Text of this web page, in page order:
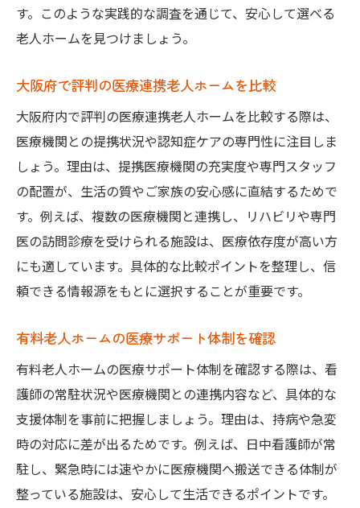
す。このような実践的な調査を通じて、安心して選べる
老人ホームを見つけましょう。
大阪府で評判の医療連携老人ホームを比較
大阪府内で評判の医療連携老人ホームを比較する際は、
医療機関との提携状況や認知症ケアの専門性に注目しま
しょう。理由は、提携医療機関の充実度や専門スタッフ
の配置が、生活の質やご家族の安心感に直結するためで
す。例えば、複数の医療機関と連携し、リハビリや専門
医の訪問診療を受けられる施設は、医療依存度が高い方
にも適しています。具体的な比較ポイントを整理し、信
頼できる情報源をもとに選択することが重要です。
有料老人ホームの医療サポート体制を確認
有料老人ホームの医療サポート体制を確認する際は、看
護師の常駐状況や医療機関との連携内容など、具体的な
支援体制を事前に把握しましょう。理由は、持病や急変
時の対応に差が出るためです。例えば、日中看護師が常
駐し、緊急時には速やかに医療機関へ搬送できる体制が
整っている施設は、安心して生活できるポイントです。